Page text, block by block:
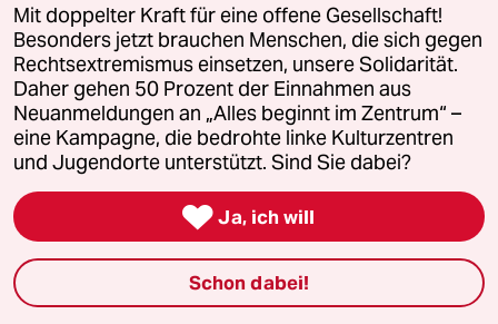
15.06.2019,13:42 Uhr
@Peter_:
"Was ist unsere Demokratie noch
wert, wenn statt Diskurs nur noch
Propaganda gefördert wird?"
Nichts?
Nichts!
EL ecox lucius
Mit doppelter Kraft für eine offene Gesellschaft!
Besonders jetzt brauchen Menschen, die sich gegen
Rechtsextremismus einsetzen, unsere Solidarität.
Daher gehen 50 Prozent der Einnahmen aus
Neuanmeldungen an „Alles beginnt im Zentrum“ –
eine Kampagne, die bedrohte linke Kulturzentren
und Jugendorte unterstützt. Sind Sie dabei?
 Ja, ich will
Schon dabei!